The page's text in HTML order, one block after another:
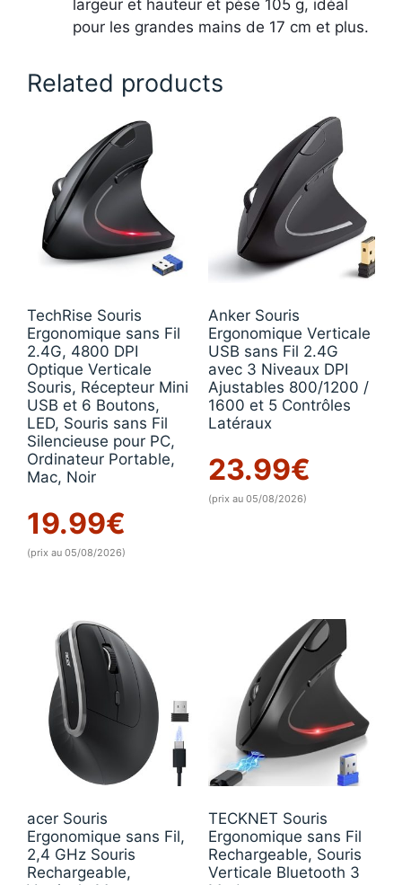
largeur et hauteur et pèse 105 g, idéal
pour les grandes mains de 17 cm et plus.
Related products
TechRise Souris
Ergonomique sans Fil
2.4G, 4800 DPI
Optique Verticale
Souris, Récepteur Mini
USB et 6 Boutons,
LED, Souris sans Fil
Silencieuse pour PC,
Ordinateur Portable,
Mac, Noir
19.99€
(prix au 05/08/2026)
Anker Souris
Ergonomique Verticale
USB sans Fil 2.4G
avec 3 Niveaux DPI
Ajustables 800/1200 /
1600 et 5 Contrôles
Latéraux
23.99€
(prix au 05/08/2026)
acer Souris
Ergonomique sans Fil,
2,4 GHz Souris
Rechargeable,
TECKNET Souris
Ergonomique sans Fil
Rechargeable, Souris
Verticale Bluetooth 3